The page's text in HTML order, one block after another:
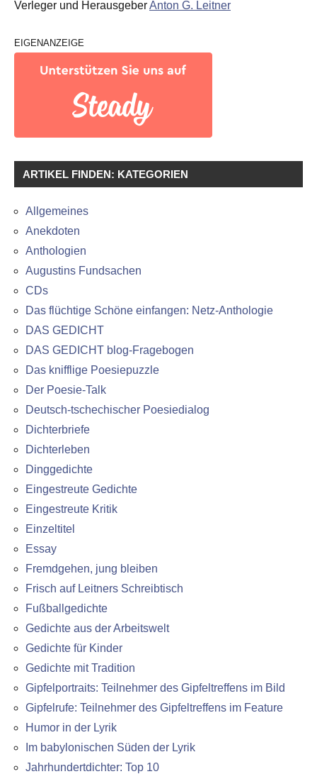
Verleger und HerausgeberAnton G. Leitner
EIGENANZEIGE
ARTIKEL FINDEN: KATEGORIEN
Allgemeines
Anekdoten
Anthologien
Augustins Fundsachen
CDs
Das flüchtige Schöne einfangen: Netz-Anthologie
DAS GEDICHT
DAS GEDICHT blog-Fragebogen
Das knifflige Poesiepuzzle
Der Poesie-Talk
Deutsch-tschechischer Poesiedialog
Dichterbriefe
Dichterleben
Dinggedichte
Eingestreute Gedichte
Eingestreute Kritik
Einzeltitel
Essay
Fremdgehen, jung bleiben
Frisch auf Leitners Schreibtisch
Fußballgedichte
Gedichte aus der Arbeitswelt
Gedichte für Kinder
Gedichte mit Tradition
Gipfelportraits: Teilnehmer des Gipfeltreffens im Bild
Gipfelrufe: Teilnehmer des Gipfeltreffens im Feature
Humor in der Lyrik
Im babylonischen Süden der Lyrik
Jahrhundertdichter: Top 10